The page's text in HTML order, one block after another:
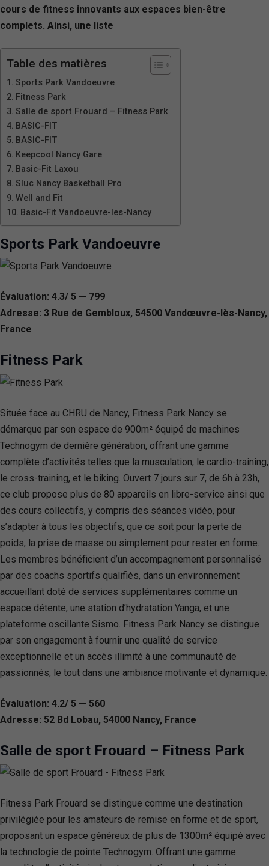
cours de fitness innovants aux espaces bien-être
complets. Ainsi, une liste
Table des matières
Sports Park Vandoeuvre
Fitness Park
Salle de sport Frouard – Fitness Park
BASIC-FIT
BASIC-FIT
Keepcool Nancy Gare
Basic-Fit Laxou
Sluc Nancy Basketball Pro
Well and Fit
Basic-Fit Vandoeuvre-les-Nancy
Sports Park Vandoeuvre
Évaluation: 4.3/ 5 — 799
Adresse: 3 Rue de Gembloux, 54500 Vandœuvre-lès-Nancy,
France
Fitness Park
Située face au CHRU de Nancy, Fitness Park Nancy se
démarque par son espace de 900m² équipé de machines
Technogym de dernière génération, offrant une gamme
complète d’activités telles que la musculation, le cardio-training,
le cross-training, et le biking. Ouvert 7 jours sur 7, de 6h à 23h,
ce club propose plus de 80 appareils en libre-service ainsi que
des cours collectifs, y compris des séances vidéo, pour
s’adapter à tous les objectifs, que ce soit pour la perte de
poids, la prise de masse ou simplement pour rester en forme.
Les membres bénéficient d’un accompagnement personnalisé
par des coachs sportifs qualifiés, dans un environnement
accueillant doté de services supplémentaires comme un
espace détente, une station d’hydratation Yanga, et une
plateforme oscillante Sismo. Fitness Park Nancy se distingue
par son engagement à fournir une qualité de service
exceptionnelle et un accès illimité à une communauté de
passionnés, le tout dans une ambiance motivante et dynamique.
Évaluation: 4.2/ 5 — 560
Adresse: 52 Bd Lobau, 54000 Nancy, France
Salle de sport Frouard – Fitness Park
Fitness Park Frouard se distingue comme une destination
privilégiée pour les amateurs de remise en forme et de sport,
proposant un espace généreux de plus de 1300m² équipé avec
la technologie de pointe Technogym. Offrant une gamme